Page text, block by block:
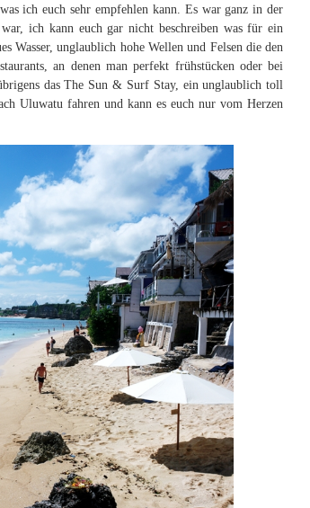
was ich euch sehr empfehlen kann. Es war ganz in der
ich kann euch gar nicht beschreiben was für ein
Wasser, unglaublich hohe Wellen und Felsen die den
an denen man perfekt frühstücken oder bei
das The Sun & Surf Stay, ein unglaublich toll
Uluwatu fahren und kann es euch nur vom Herzen